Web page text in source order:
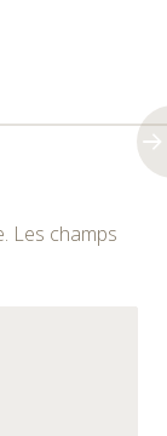
Les champs